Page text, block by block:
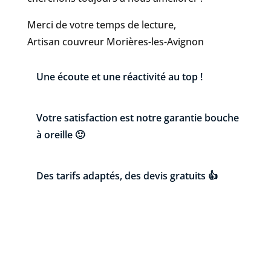
Merci de votre temps de lecture,
Artisan couvreur Morières-les-Avignon
Une écoute et une réactivité au top !
Votre satisfaction est notre garantie bouche
à oreille 🙂
Des tarifs adaptés, des devis gratuits 👍